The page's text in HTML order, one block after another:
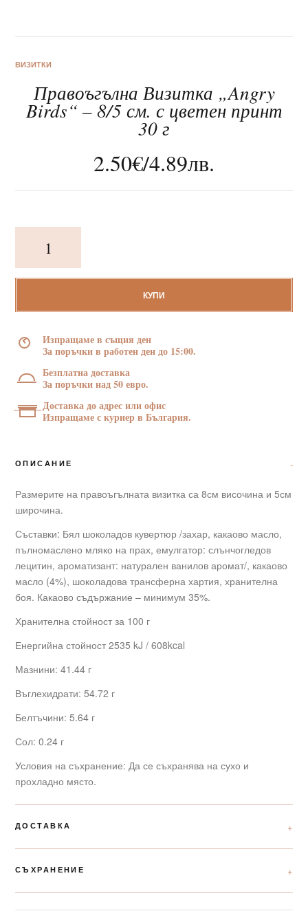
За нас
ВИЗИТКИ
Правоъгълна Визитка „Angry
Birds“ – 8/5 см. с цветен принт
30 г
2.50€/4.89лв.
Правоъгълна
Визитка
Birds"
8/5
с
цветен
принт
КУПИ
Изпращаме в същия ден
За поръчки в работен ден до 15:00.
Безплатна доставка
За поръчки над 50 евро.
Доставка до адрес или офис
Изпращаме с куриер в България.
ОПИСАНИЕ
Размерите на правоъгълната визитка са 8см височина и 5см
широчина.
Съставки: Бял шоколадов кувертюр /захар, какаово масло,
пълномаслено мляко на прах, емулгатор: слънчогледов
лецитин, ароматизант: натурален ванилов аромат/, какаово
масло (4%), шоколадова трансферна хартия, хранителна
боя. Какаово съдържание – минимум 35%.
Хранителна стойност за 100 г
Енергийна стойност 2535 kJ / 608kcal
Мазнини: 41.44 г
Въглехидрати: 54.72 г
Белтъчини: 5.64 г
Сол: 0.24 г
Условия на съхранение: Да се съхранява на сухо и
прохладно място.
ДОСТАВКА
СЪХРАНЕНИЕ